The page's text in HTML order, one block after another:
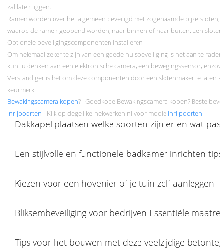
zal laten liggen.
Ramen worden over het algemeen beveiligd met zogenaamde
waarop de ramen geopend worden, naar binnen of naar buiten. Een
Optionele beveiligingscomponenten installeren
Om helemaal zeker te zijn van een goede huisbeveiliging is het aan te
kunt u denken aan een elektronische camera, een bewegingssensor,
Verstandiger is het om deze componenten door een slotenmaker te
keurmerk.
Bewakingscamera kopen? - Goedkope Bewakingscamera kopen? Beste
inrijpoorten - Kijk op degelijke-hekwerken.nl voor mooie inrijpoorten
Dakkapel plaatsen welke soorten zijn er en wat
Een stijlvolle en functionele badkamer inrichten
Kiezen voor een hovenier of je tuin zelf aanleggen
Bliksembeveiliging voor bedrijven Essentiële
Tips voor het bouwen met deze veelzijdige